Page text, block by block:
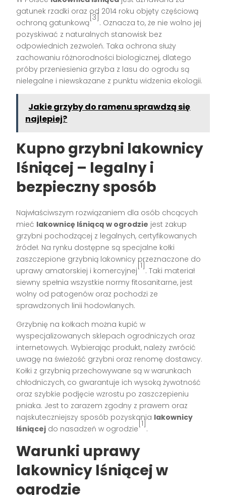
gatunek rzadki oraz od 2014 roku objęty częściową
ochroną gatunkową
[3]
. Oznacza to, że nie wolno jej
pozyskiwać z naturalnych stanowisk bez
odpowiednich zezwoleń. Taka ochrona służy
zachowaniu różnorodności biologicznej, dlatego
próby przeniesienia grzyba z lasu do ogrodu są
nielegalne i niewskazane z punktu widzenia ekologii.
Jakie grzyby do ramenu sprawdzą się
najlepiej?
Kupno grzybni lakownicy
lśniącej – legalny i
bezpieczny sposób
Najwłaściwszym rozwiązaniem dla osób chcących
mieć lakownicę lśniącą w ogrodzie jest zakup
grzybni pochodzącej z legalnych, certyfikowanych
źródeł. Na rynku dostępne są specjalne kołki
zaszczepione grzybnią lakownicy przeznaczone do
uprawy amatorskiej i komercyjnej
[1]
. Taki materiał
siewny spełnia wszystkie normy fitosanitarne, jest
wolny od patogenów oraz pochodzi ze
sprawdzonych linii hodowlanych.
Grzybnię na kołkach można kupić w
wyspecjalizowanych sklepach ogrodniczych oraz
internetowych. Wybierając produkt, należy zwrócić
uwagę na świeżość grzybni oraz renomę dostawcy.
Kołki z grzybnią przechowywane są w warunkach
chłodniczych, co gwarantuje ich wysoką żywotność
oraz szybkie podjęcie wzrostu po zaszczepieniu
pniaka. Jest to zarazem zgodny z prawem oraz
najskuteczniejszy sposób pozyskania lakownicy
lśniącej do nasadzeń w ogrodzie
[1]
.
Warunki uprawy
lakownicy lśniącej w
ogrodzie